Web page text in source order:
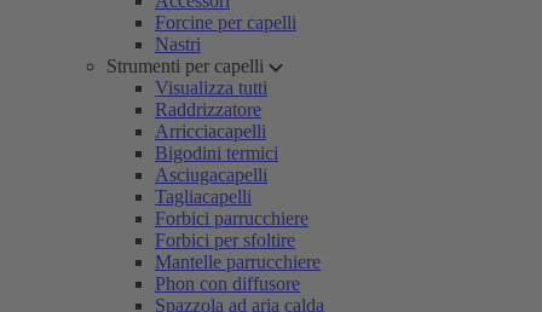
Forcine per capelli
Nastri
Strumenti per capelli
Visualizza tutti
Raddrizzatore
Arricciacapelli
Bigodini termici
Asciugacapelli
Tagliacapelli
Forbici parrucchiere
Forbici per sfoltire
Mantelle parrucchiere
Phon con diffusore
Spazzola ad aria calda